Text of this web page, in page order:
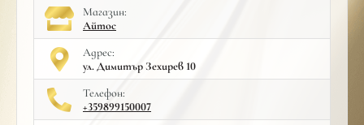
Mагазин:
Айтос
Адрес:
ул. Димитър Зехирев 10
Телефон:
+359899150007